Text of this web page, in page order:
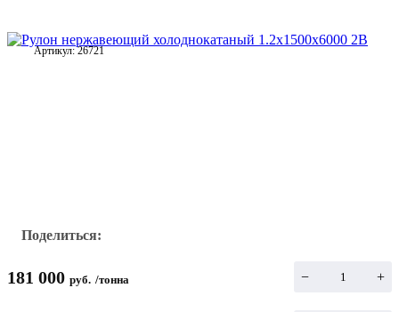
Артикул:26721
Поделиться:
181 000 руб. /тонна − +